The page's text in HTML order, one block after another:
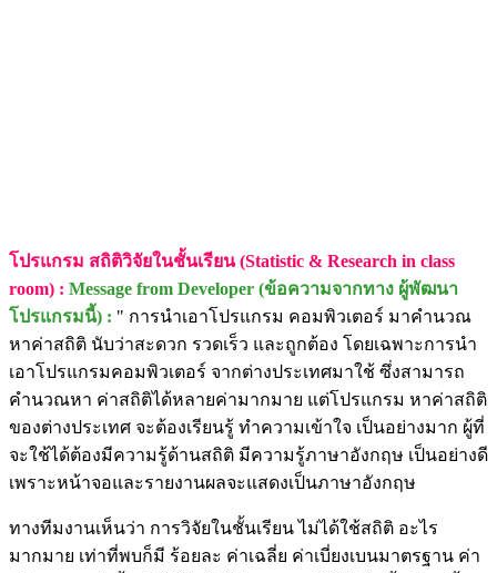
โปรแกรม สถิติวิจัยในชั้นเรียน (Statistic & Research in class
room) : Message from Developer (ข้อความจากทาง ผู้พัฒนา
โปรแกรมนี้) : " การนำเอาโปรแกรม คอมพิวเตอร์ มาคำนวณ
หาค่าสถิติ นับว่าสะดวก รวดเร็ว และถูกต้อง โดยเฉพาะการนำ
เอาโปรแกรมคอมพิวเตอร์ จากต่างประเทศมาใช้ ซึ่งสามารถ
คำนวณหา ค่าสถิติได้หลายค่ามากมาย แต่โปรแกรม หาค่าสถิติ
ของต่างประเทศ จะต้องเรียนรู้ ทำความเข้าใจ เป็นอย่างมาก ผู้ที่
จะใช้ได้ต้องมีความรู้ด้านสถิติ มีความรู้ภาษาอังกฤษ เป็นอย่างดี
เพราะหน้าจอและรายงานผลจะแสดงเป็นภาษาอังกฤษ
ทางทีมงานเห็นว่า การวิจัยในชั้นเรียน ไม่ได้ใช้สถิติ อะไร
มากมาย เท่าที่พบก็มี ร้อยละ ค่าเฉลี่ย ค่าเบี่ยงเบนมาตรฐาน ค่า